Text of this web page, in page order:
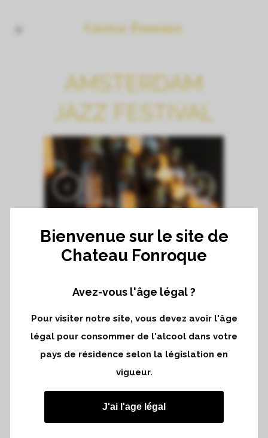
AMSTERDAM
JAZZ FESTIVAL
20 November
Art
Lorem ipsum dolor sit amet, consectetuer
adipiscing elit. Nam cursus. Morbi ut mi.
Bienvenue sur le site de
Chateau Fonroque
Avez-vous l'âge légal ?
Pour visiter notre site, vous devez avoir l'âge
légal pour consommer de l'alcool dans votre
pays de résidence selon la législation en
vigueur.
J'ai l'age légal